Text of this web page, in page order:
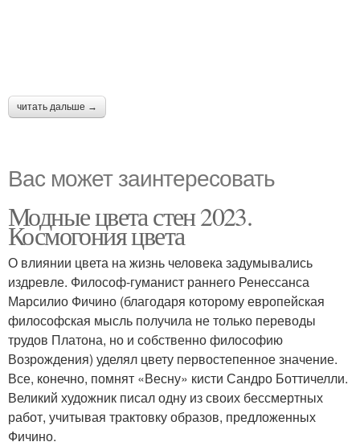
читать дальше →
Вас может заинтересовать
Модные цвета стен 2023.
Космогония цвета
О влиянии цвета на жизнь человека задумывались
издревле. Философ-гуманист раннего Ренессанса
Марсилио Фичино (благодаря которому европейская
философская мысль получила не только переводы
трудов Платона, но и собственно философию
Возрождения) уделял цвету первостепенное значение.
Все, конечно, помнят «Весну» кисти Сандро Боттичелли.
Великий художник писал одну из своих бессмертных
работ, учитывая трактовку образов, предложенных
Фичино.